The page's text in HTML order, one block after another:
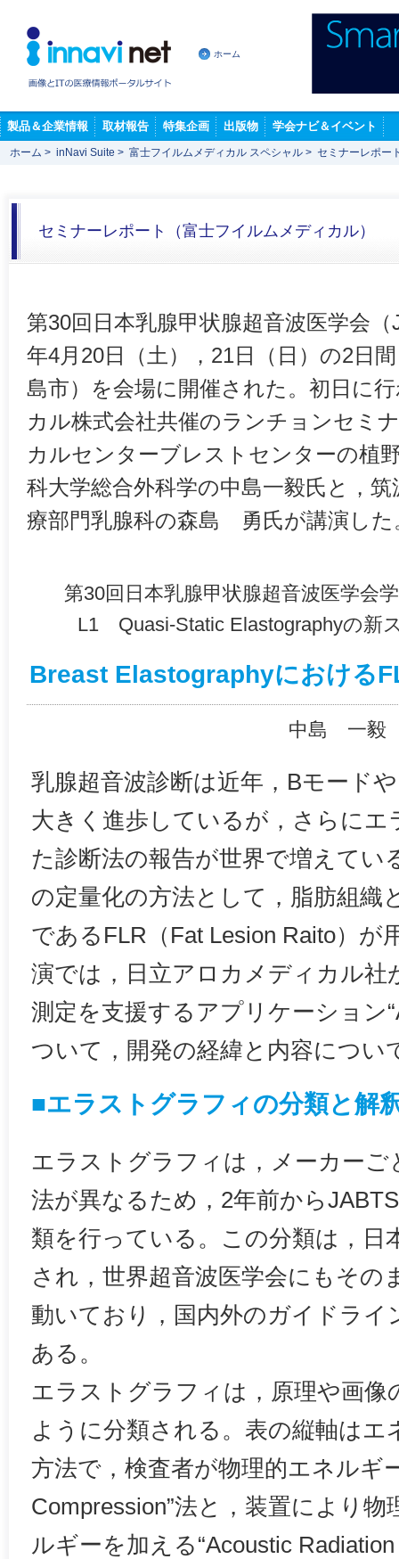
ホーム
製品＆企業情報 取材報告 特集企画 出版物 学会ナビ＆イベント
ホーム > inNavi Suite > 富士フイルムメディカル スペシャル > セミナーレポー
セミナーレポート（富士フイルムメディカル）
第30回日本乳腺甲状腺超音波医学会
年4月20日（土），21日（日）の2日
島市）を会場に開催された。初日に
カル株式会社共催のランチョンセミ
カルセンターブレストセンターの植
科大学総合外科学の中島一毅氏と，
療部門乳腺科の森島 勇氏が講演した
第30回日本乳腺甲状腺超音波医学会
L1 Quasi-Static Elastographyの新
Breast Elastographyにおける
中島 一毅
乳腺超音波診断は近年，Bモード
大きく進歩しているが，さらに
た診断法の報告が世界で増えてい
の定量化の方法として，脂肪組織
であるFLR（Fat Lesion Raito）が
演では，日立アロカメディカル社
測定を支援するアプリケーション
ついて，開発の経緯と内容につい
■エラストグラフィの分類と解
エラストグラフィは，メーカーご
法が異なるため，2年前から
類を行っている。この分類は，日
され，世界超音波医学会にもその
動いており，国内外のガイドライ
ある。
エラストグラフィは，原理や画像
ように分類される。表の縦軸はエ
方法で，検査者が物理的エネルギ
Compression”法と，装置により物
ルギーを加える“Acoustic